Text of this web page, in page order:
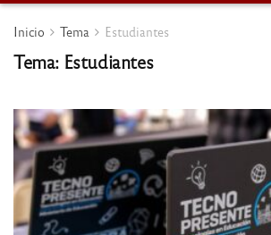
Inicio Tema Estudiantes
Tema: Estudiantes